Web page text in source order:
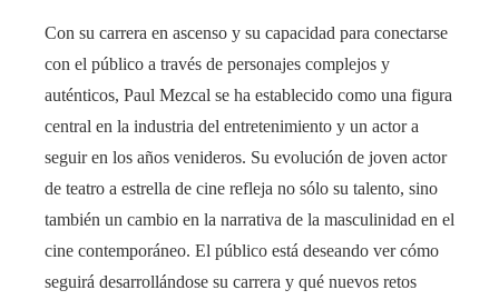
Con su carrera en ascenso y su capacidad para conectarse
con el público a través de personajes complejos y
auténticos, Paul Mezcal se ha establecido como una figura
central en la industria del entretenimiento y un actor a
seguir en los años venideros. Su evolución de joven actor
de teatro a estrella de cine refleja no sólo su talento, sino
también un cambio en la narrativa de la masculinidad en el
cine contemporáneo. El público está deseando ver cómo
seguirá desarrollándose su carrera y qué nuevos retos